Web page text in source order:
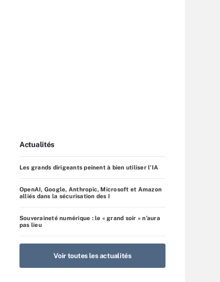
Actualités
Les grands dirigeants peinent à bien utiliser l’IA
OpenAI, Google, Anthropic, Microsoft et Amazon
alliés dans la sécurisation des I
Souveraineté numérique : le « grand soir » n’aura
pas lieu
Voir toutes les actualités